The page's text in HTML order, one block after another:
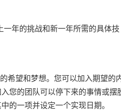
年的挑战和新一年所需的具体技
希望和梦想。您可以加入期望的
您的团队可以停下来的事情或摆
的一项并设定一个实现日期。